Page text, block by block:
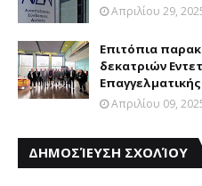
Απριλίου 29,
Επιτόπια
δεκατριών
Απριλίου 09,
ΔΗΜΟΣΊΕΥΣΗ ΣΧΟΛΊΟΥ